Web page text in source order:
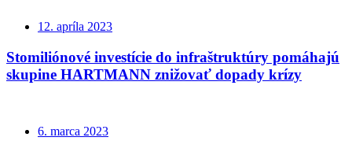
12. apríla 2023
Stomiliónové investície do infraštruktúry pomáhajú
skupine HARTMANN znižovať dopady krízy
6. marca 2023